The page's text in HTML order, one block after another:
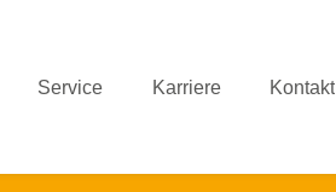
Service Karriere Kontakt